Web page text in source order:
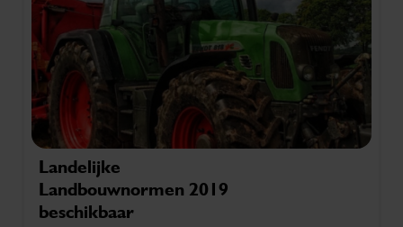
Landelijke
Landbouwnormen 2019
beschikbaar